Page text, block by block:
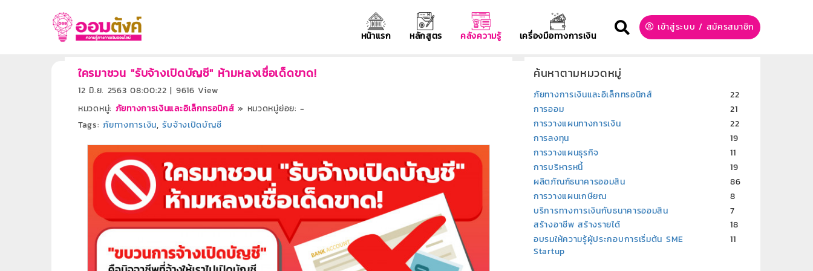
หน้าแรก หลักสูตร คลังความรู้ เครื่องมือทางการเงิน
เข้าสู่ระบบ / สมัครสมาชิก
ใครมาชวน "รับจ้างเปิดบัญชี" ห้ามหลงเชื่อเด็ดขาด!
12 มิ.ย. 2563 08:00:22 | 9616 View
หมวดหมู่: ภัยทางการเงินและอิเล็กทรอนิกส์ » หมวดหมู่ย่อย: -
Tags:ภัยทางการเงิน,รับจ้างเปิดบัญชี
ค้นหาตามหมวดหมู่
ภัยทางการเงินและอิเล็กทรอนิกส์
22
การออม
21
การวางแผนทางการเงิน
22
การลงทุน
19
การวางแผนธุรกิจ
11
การบริหารหนี้
19
ผลิตภัณฑ์ธนาคารออมสิน
86
การวางแผนเกษียณ
8
บริการทางการเงินกับธนาคารออมสิน
7
สร้างอาชีพ สร้างรายได้
18
อบรมให้ความรู้ผู้ประกอบการเริ่มต้น SME
Startup
11